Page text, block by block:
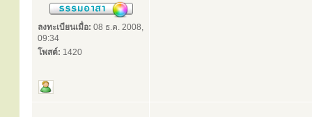
ลงทะเบียนเมื่อ: 08 ธ.ค. 2008,
09:34
โพสต์: 1420